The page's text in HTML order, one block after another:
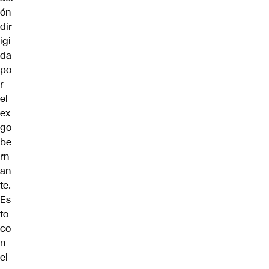
ón
dir
igi
da
po
r
el
ex
go
be
rn
an
te.
Es
to
co
n
el